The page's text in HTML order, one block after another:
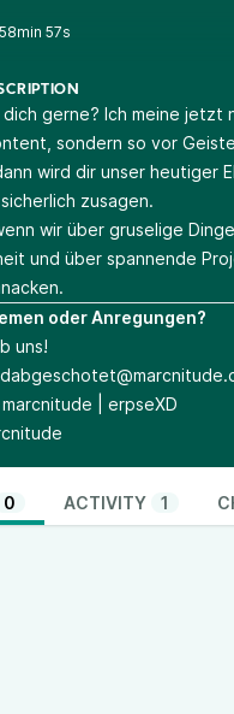
58min 57s
gerne? Ich meine jetzt
sondern so vor
wird dir unser heutiger
zusagen.
wir über gruselige
und über spannende
oder Anregungen?
uns!
marcnitude | erpseXD
0 ACTIVITY 1